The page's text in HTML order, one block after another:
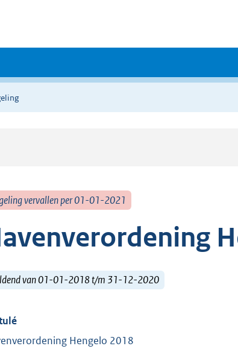
vervallen per 01-01-2021
van 01-01-2018 t/m 31-12-2020
Hengelo 2018